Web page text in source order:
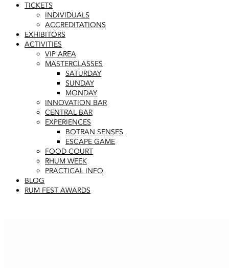
TICKETS
INDIVIDUALS
ACCREDITATIONS
EXHIBITORS
ACTIVITIES
VIP AREA
MASTERCLASSES
SATURDAY
SUNDAY
MONDAY
INNOVATION BAR
CENTRAL BAR
EXPERIENCES
BOTRAN SENSES
ESCAPE GAME
FOOD COURT
RHUM WEEK
PRACTICAL INFO
BLOG
RUM FEST AWARDS